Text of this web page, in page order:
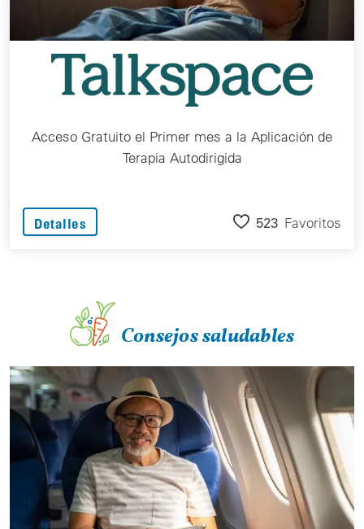
Acceso Gratuito el Primer mes a la Aplicación de
Terapia Autodirigida
Detalles 523 Favoritos
Consejos saludables